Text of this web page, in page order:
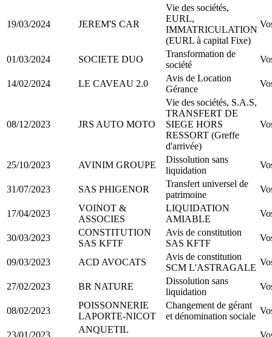
19/03/2024 JEREM'S CAR
Vie des sociétés,
EURL,
IMMATRICULATION
(EURL à capital Fixe)
01/03/2024 SOCIETE DUO
Transformation de
société
14/02/2024 LE CAVEAU 2.0
Avis de Location
Gérance
08/12/2023 JRS AUTO MOTO
Vie des sociétés, S.A.S,
TRANSFERT DE
SIEGE HORS
RESSORT (Greffe
d'arrivée)
25/10/2023 AVINIM GROUPE
Dissolution sans
liquidation
31/07/2023 SAS PHIGENOR
Transfert universel de
patrimoine
17/04/2023
VOINOT &
ASSOCIES
LIQUIDATION
AMIABLE
30/03/2023
CONSTITUTION
SAS KFTF
Avis de constitution
SAS KFTF
09/03/2023 ACD AVOCATS
Avis de constitution
SCM L'ASTRAGALE
27/02/2023 BR NATURE
Dissolution sans
liquidation
08/02/2023
POISSONNERIE
LAPORTE-NICOT
Changement de gérant
et dénomination sociale
23/01/2023
ANQUETIL